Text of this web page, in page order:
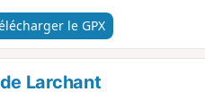
le GPX
Larchant